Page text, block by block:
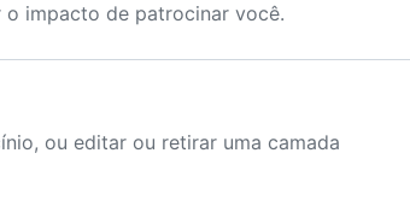
o impacto de patrocinar você.
ou editar ou retirar uma camada